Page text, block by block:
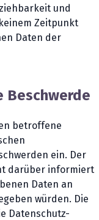
und
Zeitpunkt
Daten der
Beschwerde
betroffene
ein. Der
darüber informiert
Daten an
würden. Die
Datenschutz-